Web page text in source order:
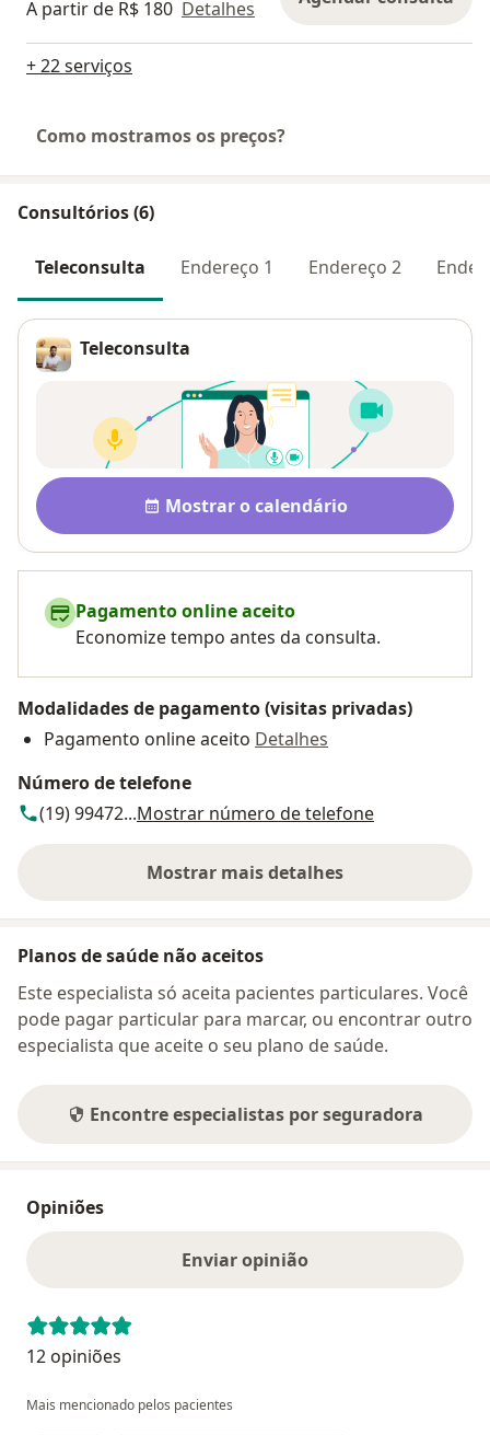
A partir de R$ 180 Detalhes
+ 22 serviços
Como mostramos os preços?
Consultórios (6)
Teleconsulta Endereço 1 Endereço 2
Teleconsulta
Disponibilidade
Mostrar o calendário
Pagamento online aceito
Economize tempo antes da consulta.
Modalidades de pagamento (visitas privadas)
Pagamento online aceito Detalhes
Número de telefone
(19) 99472...Mostrar número de telefone
Mostrar mais detalhes
sobre o endereço
Planos de saúde não aceitos
Este especialista só aceita pacientes particulares. Você
pode pagar particular para marcar, ou encontrar outro
especialista que aceite o seu plano de saúde.
Encontre especialistas por seguradora
Opiniões
Enviar opinião
12 opiniões
Mais mencionado pelos pacientes